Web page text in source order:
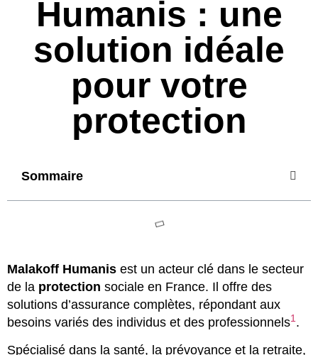
Humanis : une
solution idéale
pour votre
protection
Sommaire
Malakoff Humanis est un acteur clé dans le secteur
de la protection sociale en France. Il offre des
solutions d’assurance complètes, répondant aux
besoins variés des individus et des professionnels1 .
Spécialisé dans la santé, la prévoyance et la retraite,